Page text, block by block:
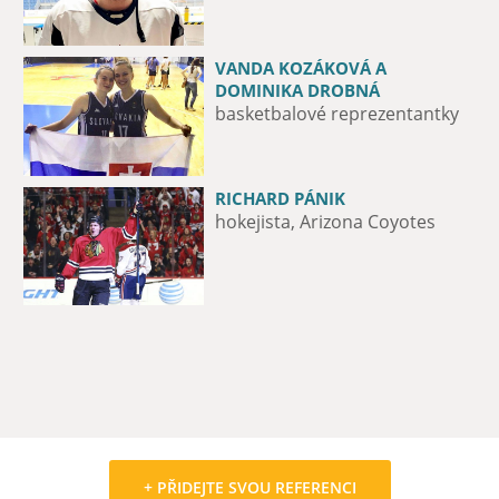
VANDA KOZÁKOVÁ A
DOMINIKA DROBNÁ
basketbalové reprezentantky
RICHARD PÁNIK
hokejista, Arizona Coyotes
MICHAL VALENT
hokejista HK Nitra
CLÉBER NASCIMENTO DA SILVA
Fotbalový hráč ŠK Slovan
+ PŘIDEJTE SVOU REFERENCI